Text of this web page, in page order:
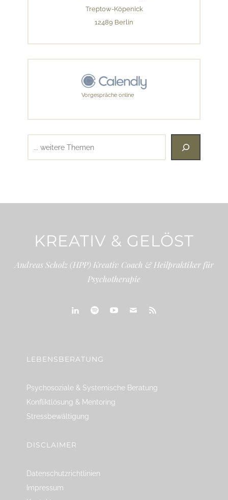
Treptow-Köpenick
12489 Berlin
Vorgespräche online
KREATIV & GELÖST
Andreas Scholz (HPP) Kreativ Coach & Heilpraktiker für
Psychotherapie
LEBENSBERATUNG
Psychosoziale & Systemische Beratung
Konfliktlösung & Mentoring
Stressbewältigung
DISCLAIMER
Datenschutzrichtlinien
Impressum